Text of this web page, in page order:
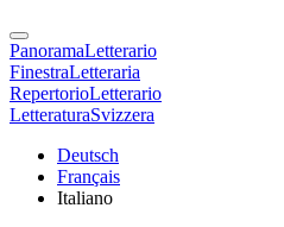
PanoramaLetterario
FinestraLetteraria
RepertorioLetterario
LetteraturaSvizzera
Deutsch
Français
Italiano